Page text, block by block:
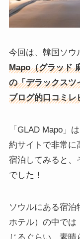
今回は、韓国ソウ
Mapo（グラッド
の「デラックスツ
ブログ的口コミレ
「GLAD Mapo」
約サイトで非常に
宿泊してみると、
でした！
ソウルにある宿泊
ホテル）の中では